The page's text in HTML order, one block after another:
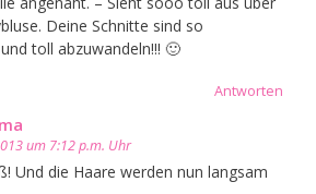
Deine Schnitte sind so
toll abzuwandeln!!! 🙂
Antworten
um 7:12 p.m. Uhr
Und die Haare werden nun langsam